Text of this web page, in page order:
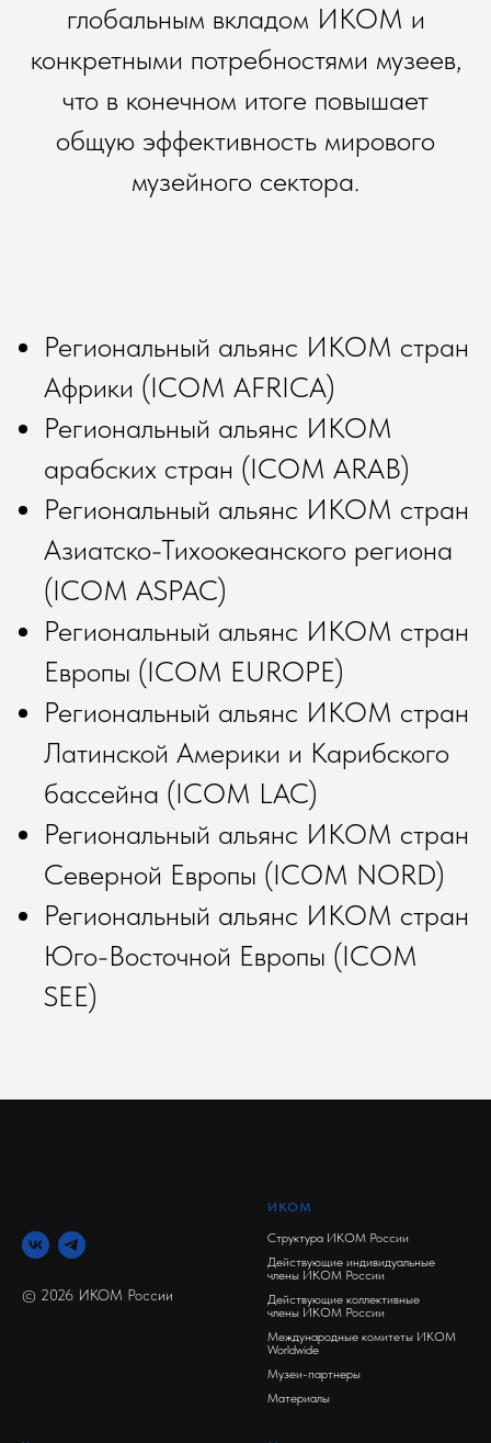
глобальным вкладом ИКОМ и
конкретными потребностями музеев,
что в конечном итоге повышает
общую эффективность мирового
музейного сектора.
Региональный альянс ИКОМ стран
Африки (ICOM AFRICA)
Региональный альянс ИКОМ
арабских стран (ICOM ARAB)
Региональный альянс ИКОМ стран
Азиатско-Тихоокеанского региона
(ICOM ASPAC)
Региональный альянс ИКОМ стран
Европы (ICOM EUROPE)
Региональный альянс ИКОМ стран
Латинской Америки и Карибского
бассейна (ICOM LAC)
Региональный альянс ИКОМ стран
Северной Европы (ICOM NORD)
Региональный альянс ИКОМ стран
Юго-Восточной Европы (ICOM
SEE)
© 2026 ИКОМ России
ИКОМ
Структура ИКОМ России
Действующие индивидуальные
члены ИКОМ России
Действующие коллективные
члены ИКОМ России
Международные комитеты ИКОМ
Worldwide
Музеи-партнеры
Материалы